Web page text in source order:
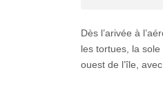
Dès l’arivée à
les tortues, la
ouest de l’île,